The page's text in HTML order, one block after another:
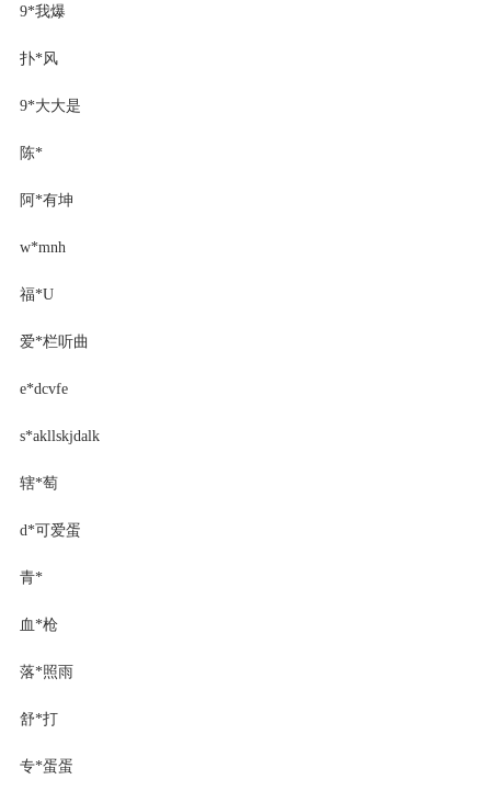
9*我爆
扑*风
9*大大是
陈*
阿*有坤
w*mnh
福*U
爱*栏听曲
e*dcvfe
s*akllskjdalk
辖*萄
d*可爱蛋
青*
血*枪
落*照雨
舒*打
专*蛋蛋